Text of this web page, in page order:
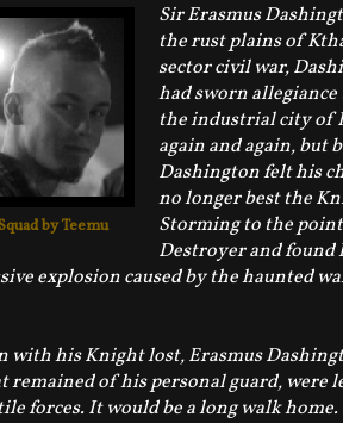
by Teemu
Sir Erasmus
the rust plains of
sector civil war,
had sworn
the industrial city of
again and again, but
Dashington felt his
no longer best the
Storming to the
Destroyer and found
explosion caused by the haunted
with his Knight lost, Erasmus
remained of his personal guard,
forces. It would be a long walk home.